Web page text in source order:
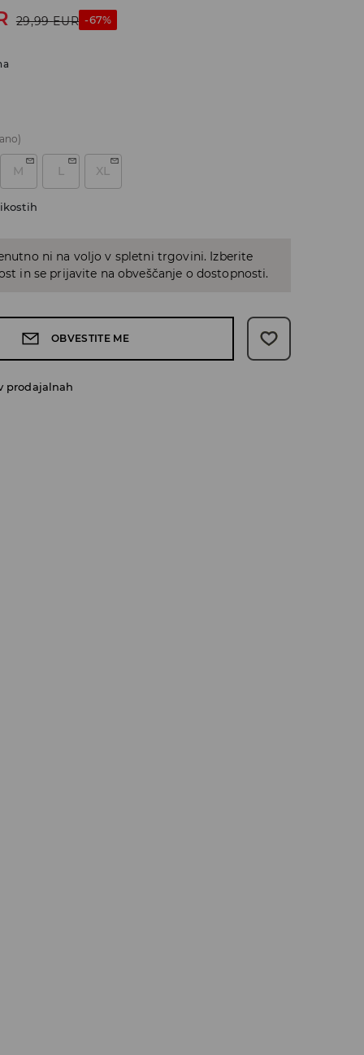
29,99 EUR -67%
M L XL
ni na voljo v spletni trgovini. Izberite
in se prijavite na obveščanje o dostopnosti.
OBVESTITE ME
prodajalnah